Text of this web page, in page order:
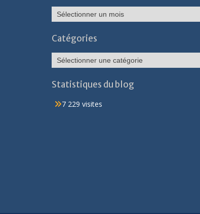
Archives
Catégories
Catégories
Statistiques du blog
7 229 visites